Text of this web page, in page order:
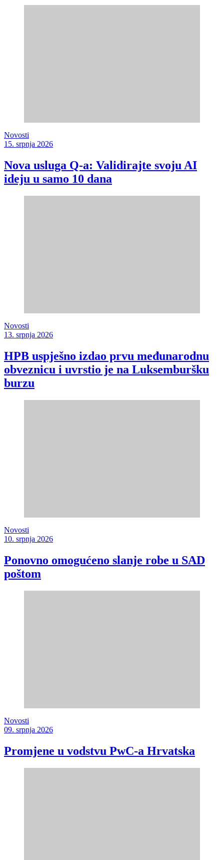
Novosti
15. srpnja 2026
Nova usluga Q-a: Validirajte svoju AI
ideju u samo 10 dana
Novosti
13. srpnja 2026
HPB uspješno izdao prvu međunarodnu
obveznicu i uvrstio je na Luksemburšku
burzu
Novosti
10. srpnja 2026
Ponovno omogućeno slanje robe u SAD
poštom
Novosti
09. srpnja 2026
Promjene u vodstvu PwC-a Hrvatska